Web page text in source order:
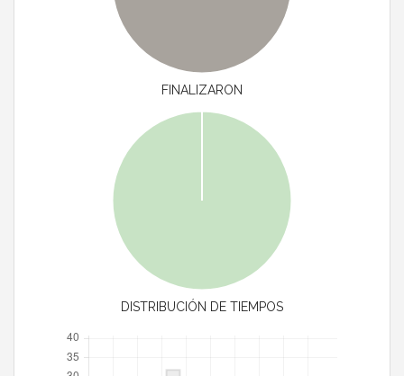
FINALIZARON
DISTRIBUCIÓN DE TIEMPOS